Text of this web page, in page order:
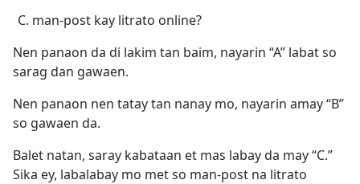
man-post kay litrato online?
Nen panaon da di lakim tan baim, nayarin “A” labat so
sarag dan gawaen.
Nen panaon nen tatay tan nanay mo, nayarin amay “B”
so gawaen da.
Balet natan, saray kabataan et mas labay da may “C.”
Sika ey, labalabay mo met so man-post na litrato